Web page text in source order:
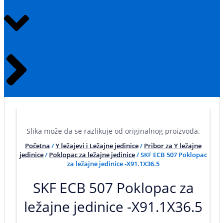
Slika može da se razlikuje od originalnog proizvoda.
Početna /Y ležajevi i Ležajne jedinice/ Pribor za Y ležajne
jedinice/ Poklopac za ležajne jedinice/ SKF ECB 507 Poklopac
za ležajne jedinice -X91.1X36.5
SKF ECB 507 Poklopac za
ležajne jedinice -X91.1X36.5